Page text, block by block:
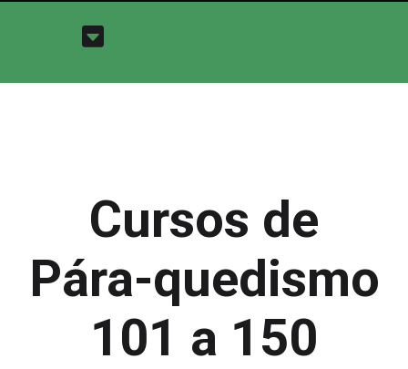
Cursos de
Pára-quedismo
101 a 150